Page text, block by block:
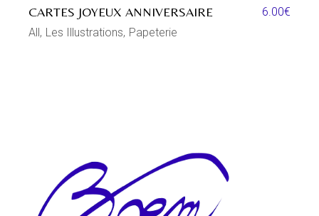
CARTES JOYEUX ANNIVERSAIRE 6.00€
All
Les Illustrations Papeterie